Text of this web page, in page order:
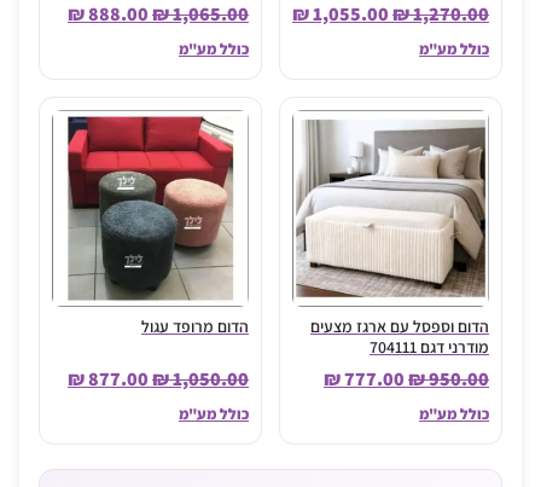
₪1,270.00
₪1,055.00
כולל מע"מ
₪1,065.00
₪888.00
כולל מע"מ
הדום וספסל עם ארגז מצעים
מודרני דגם 704111
₪950.00
₪777.00
כולל מע"מ
הדום מרופד עגול
₪1,050.00
₪877.00
כולל מע"מ